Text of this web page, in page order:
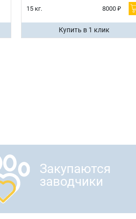
15 кг. 8000 ₽
Купить в 1 клик
Закупаются
заводчики